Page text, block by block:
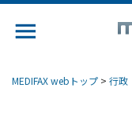
MEDIFAX webトップ > 行政